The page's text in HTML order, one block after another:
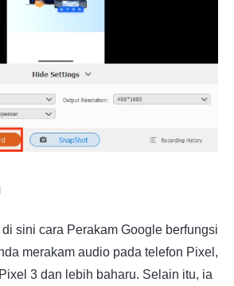
sini cara Perakam Google berfungsi
merakam audio pada telefon Pixel,
3 dan lebih baharu. Selain itu, ia